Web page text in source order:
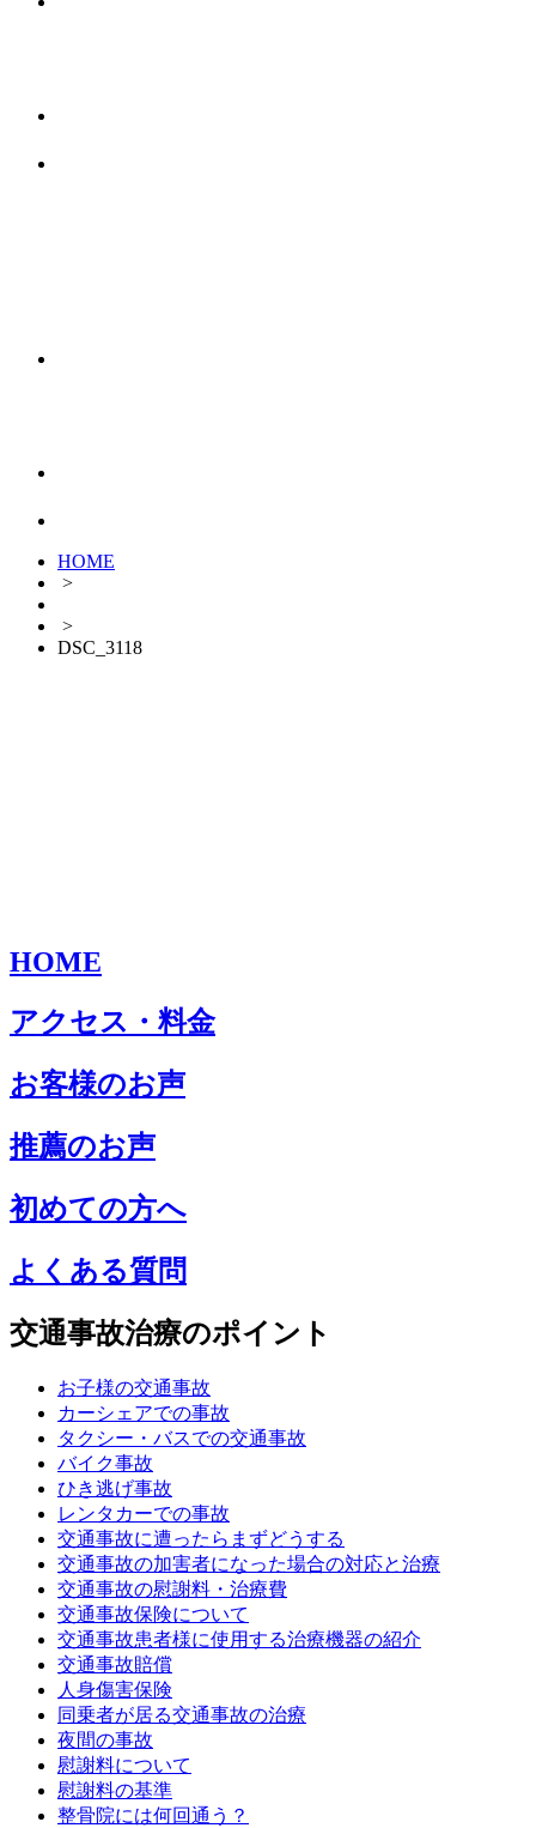
HOME
>
>
DSC_3118
HOME
アクセス・料金
お客様のお声
推薦のお声
初めての方へ
よくある質問
交通事故治療のポイント
お子様の交通事故
カーシェアでの事故
タクシー・バスでの交通事故
バイク事故
ひき逃げ事故
レンタカーでの事故
交通事故に遭ったらまずどうする
交通事故の加害者になった場合の対応と治療
交通事故の慰謝料・治療費
交通事故保険について
交通事故患者様に使用する治療機器の紹介
交通事故賠償
人身傷害保険
同乗者が居る交通事故の治療
夜間の事故
慰謝料について
慰謝料の基準
整骨院には何回通う？